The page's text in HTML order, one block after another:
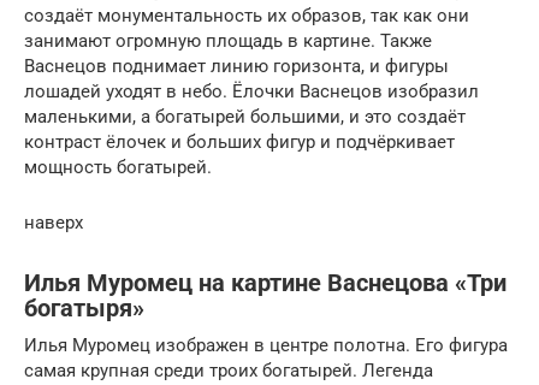
создаёт монументальность их образов, так как они
занимают огромную площадь в картине. Также
Васнецов поднимает линию горизонта, и фигуры
лошадей уходят в небо. Ёлочки Васнецов изобразил
маленькими, а богатырей большими, и это создаёт
контраст ёлочек и больших фигур и подчёркивает
мощность богатырей.
наверх
Илья Муромец на картине Васнецова «Три
богатыря»
Илья Муромец изображен в центре полотна. Его фигура
самая крупная среди троих богатырей. Легенда